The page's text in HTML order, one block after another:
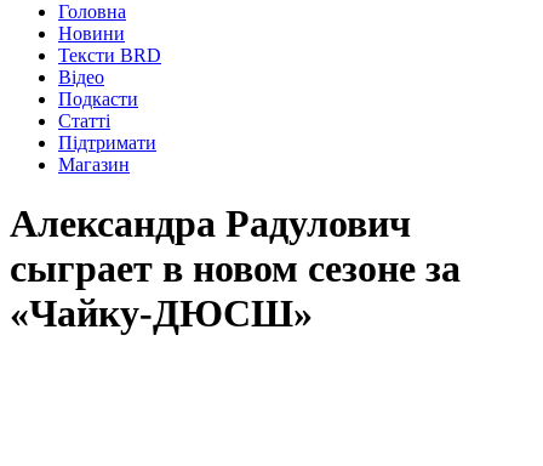
Головна
Новини
Тексти BRD
Відео
Подкасти
Статті
Підтримати
Магазин
Александра Радулович
сыграет в новом сезоне за
«Чайку-ДЮСШ»